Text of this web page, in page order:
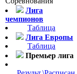
Лига
чемпионов
Таблица
Лига Европы
Таблица
Премьер лига